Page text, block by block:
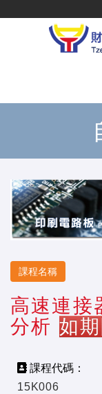
課程名稱
高速連接
分析 如
課程代碼：
15K006